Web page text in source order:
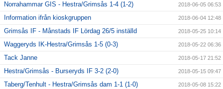
Norrahammar GIS - Hestra/Grimsås 1-4 (1-2) 2018-06-05 06:53
Information ifrån kioskgruppen 2018-06-04 12:48
Grimsås IF - Månstads IF Lördag 26/5 inställd 2018-05-25 10:14
Waggeryds IK-Hestra/Grimsås 1-5 (0-3) 2018-05-22 06:36
Tack Janne 2018-05-17 21:52
Hestra/Grimsås - Burseryds IF 3-2 (2-0) 2018-05-15 09:47
Taberg/Tenhult - Hestra/Grimsås dam 1-1 (1-0) 2018-05-08 15:22